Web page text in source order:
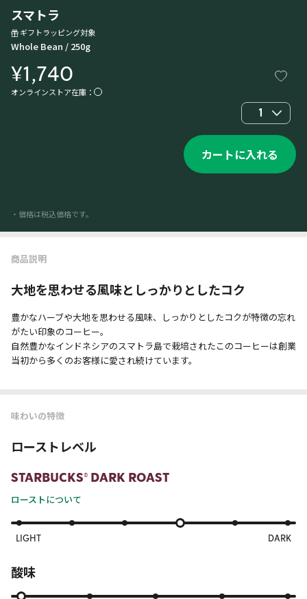
スマトラ
ギフトラッピング対象
Whole Bean / 250g
¥1,740
オンラインストア在庫：
1
カートに入れる
・価格は税込価格です。
商品説明
大地を思わせる風味としっかりとしたコク
豊かなハーブや大地を思わせる風味、しっかりとしたコクが特徴の忘れ
がたい印象のコーヒー。
自然豊かなインドネシアのスマトラ島で栽培されたこのコーヒーは創業
当初から多くのお客様に愛され続けています。
味わいの特徴
ローストレベル
STARBUCKS® DARK ROAST
ローストについて
LIGHT DARK
酸味